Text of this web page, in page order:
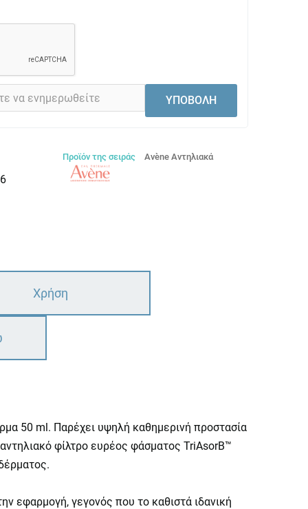
ΥΠΟΒΟΛΗ
Προϊόν της σειράς Avène Αντηλιακά
Χρήση
50 ml. Παρέχει υψηλή καθημερινή προστασία
φίλτρο ευρέος φάσματος TriAsorB™
εφαρμογή, γεγονός που το καθιστά ιδανική